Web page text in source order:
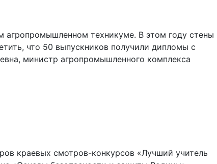
техникуме. В этом году стены
что 50 выпускников получили дипломы с
министр агропромышленного комплекса
краевых смотров-конкурсов «Лучший учитель